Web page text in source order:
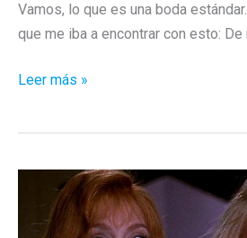
Vamos, lo que es una boda
que me iba a encontrar con esto: De
Viaje
d’en
Xoroi,
Leer más »